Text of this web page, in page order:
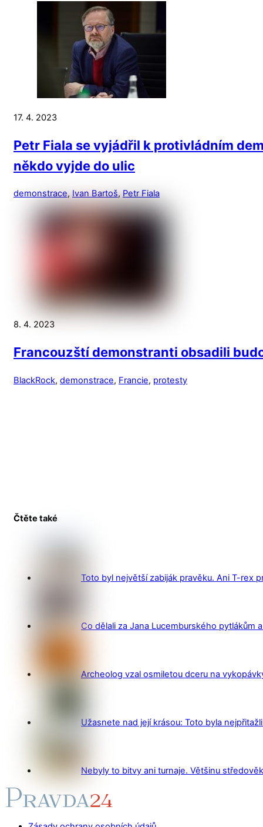
17. 4. 2023
Petr Fiala se vyjádřil k protivládním
někdo vyjde do ulic
demonstrace, Ivan Bartoš, Petr Fiala
8. 4. 2023
Francouzští demonstranti obsadili
BlackRock, demonstrace, Francie, protesty
Čtěte také
Toto byl největší zabiják pravěku. Ani T-rex
Co dělali za Jana Lucemburského pytlákům
Archeolog vzal osmiletou dceru na
Užasnete nad její krásou: Toto byla
Nebyly to bitvy ani turnaje. Většinu